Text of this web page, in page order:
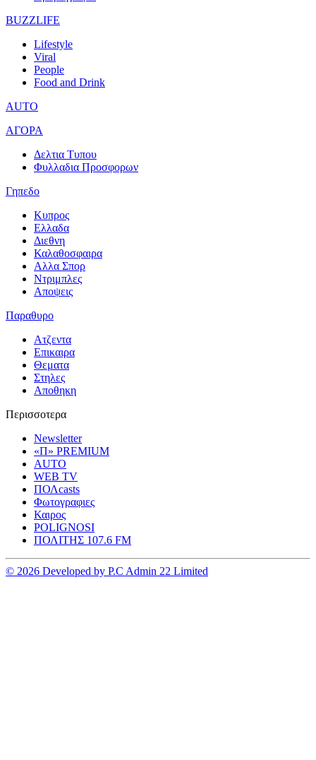
BUZZLIFE
Lifestyle
Viral
People
Food and Drink
AUTO
ΑΓΟΡΑ
Δελτια Τυπου
Φυλλαδια Προσφορων
Γηπεδο
Κυπρος
Ελλαδα
Διεθνη
Καλαθοσφαιρα
Αλλα Σπορ
Ντριμπλες
Αποψεις
Παραθυρο
Ατζεντα
Επικαιρα
Θεματα
Στηλες
Αποθηκη
Περισσοτερα
Newsletter
«Π» PREMIUM
AUTO
WEB TV
ΠΟΛcasts
Φωτογραφιες
Καιρος
POLIGNOSI
ΠΟΛΙΤΗΣ 107.6 FM
© 2026 Developed by P.C Admin 22 Limited